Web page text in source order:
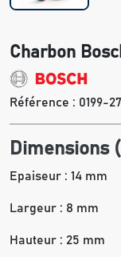
Charbon
Référence : 0199-27
Dimensions
Epaiseur : 14 mm
Largeur : 8 mm
Hauteur : 25 mm